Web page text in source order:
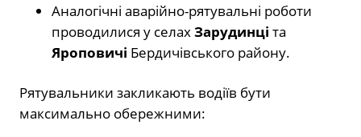
Аналогічні аварійно-рятувальні роботи
проводилися у селахЗарудинці та
Яроповичі Бердичівського району.
Рятувальники закликають водіїв бути
максимально обережними: